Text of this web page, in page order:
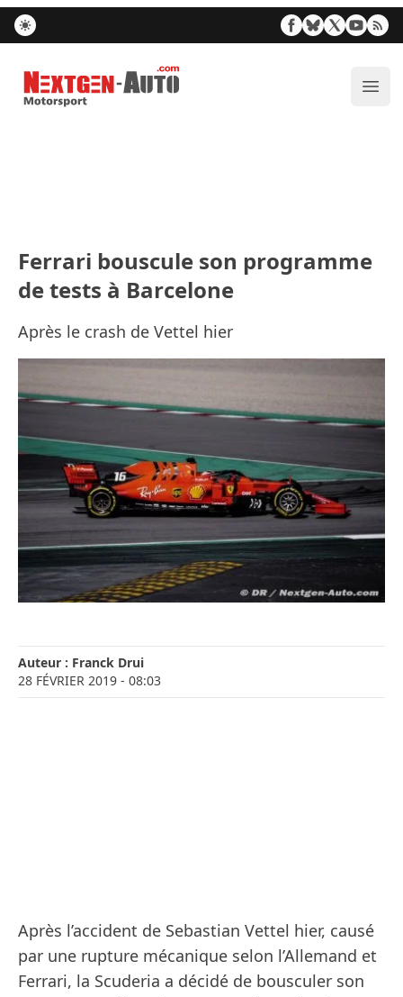
Nextgen-Auto.com
Ferrari bouscule son programme
de tests à Barcelone
Après le crash de Vettel hier
Auteur : Franck Drui
28 FÉVRIER 2019 - 08:03
Après l’accident de Sebastian Vettel hier, causé
par une rupture mécanique selon l’Allemand et
Ferrari, la Scuderia a décidé de bousculer son